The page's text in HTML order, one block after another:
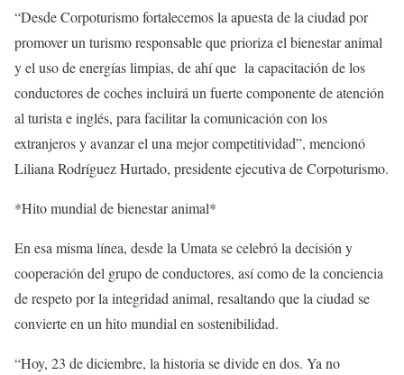
“Desde Corpoturismo fortalecemos la apuesta de la ciudad por
promover un turismo responsable que prioriza el bienestar animal
y el uso de energías limpias, de ahí que la capacitación de los
conductores de coches incluirá un fuerte componente de atención
al turista e inglés, para facilitar la comunicación con los
extranjeros y avanzar el una mejor competitividad”, mencionó
Liliana Rodríguez Hurtado, presidente ejecutiva de Corpoturismo.
*Hito mundial de bienestar animal*
En esa misma línea, desde la Umata se celebró la decisión y
cooperación del grupo de conductores, así como de la conciencia
de respeto por la integridad animal, resaltando que la ciudad se
convierte en un hito mundial en sostenibilidad.
“Hoy, 23 de diciembre, la historia se divide en dos. Ya no